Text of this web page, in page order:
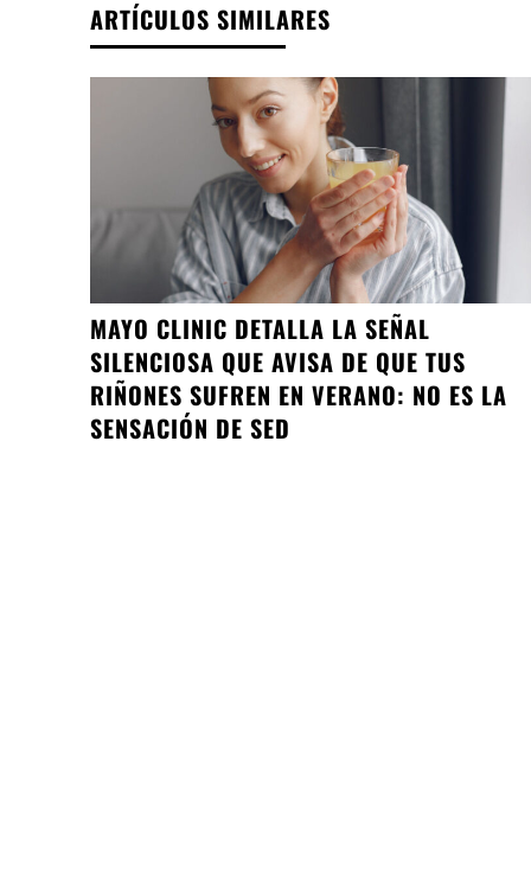
ARTÍCULOS SIMILARES
MAYO CLINIC DETALLA LA SEÑAL
SILENCIOSA QUE AVISA DE QUE TUS
RIÑONES SUFREN EN VERANO: NO ES LA
SENSACIÓN DE SED